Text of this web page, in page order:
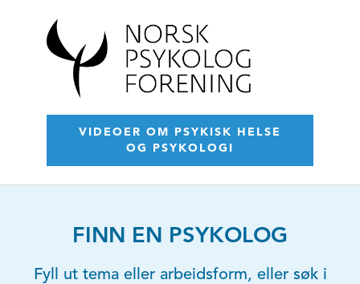
VIDEOER OM PSYKISK HELSE
OG PSYKOLOGI
FINN EN PSYKOLOG
Fyll ut tema eller arbeidsform, eller søk i